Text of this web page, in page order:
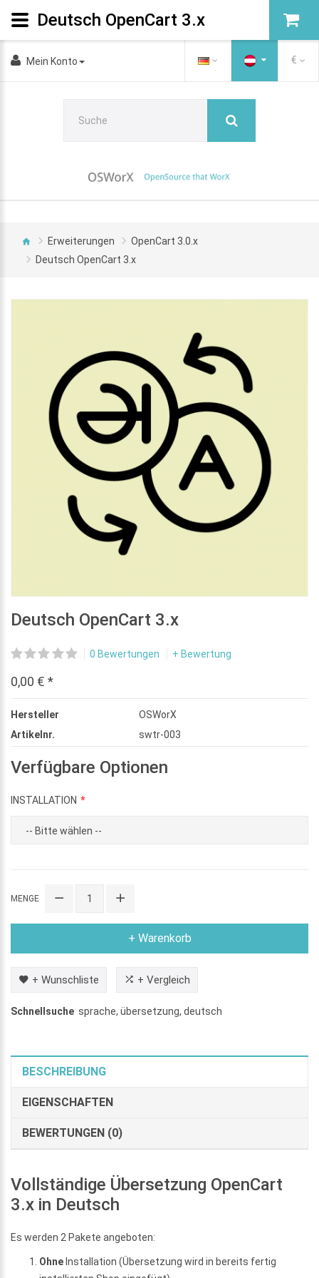
Mein Konto €
Erweiterungen
OpenCart 3.0.x
Deutsch OpenCart 3.x
Deutsch OpenCart 3.x
0 Bewertungen + Bewertung
0,00 € *
Hersteller
OSWorX
Artikelnr.
swtr-003
Verfügbare Optionen
INSTALLATION
MENGE
+ Warenkorb
+ Wunschliste + Vergleich
Schnellsuche sprache, übersetzung, deutsch
BESCHREIBUNG
EIGENSCHAFTEN
BEWERTUNGEN (0)
Vollständige Übersetzung OpenCart
3.x in Deutsch
Es werden 2 Pakete angeboten:
Ohne Installation (Übersetzung wird in bereits fertig
Deutsch OpenCart 3.x